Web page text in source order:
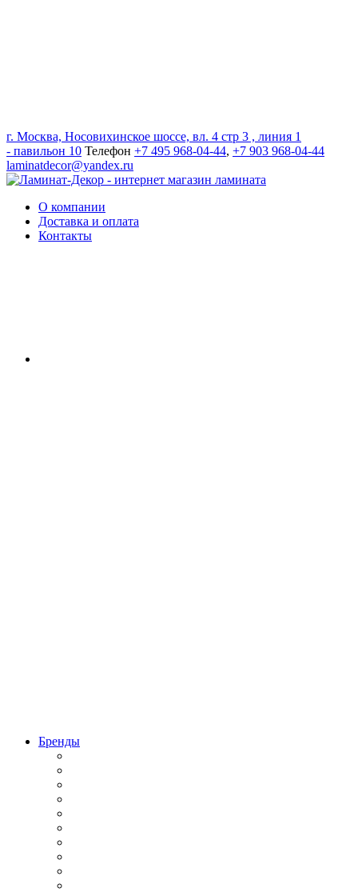
г. Москва, Носовихинское шоссе, вл. 4 стр 3 , линия 1
- павильон 10 Телефон +7 495 968-04-44, +7 903 968-04-44
laminatdecor@yandex.ru
О компании
Доставка и оплата
Контакты
Бренды